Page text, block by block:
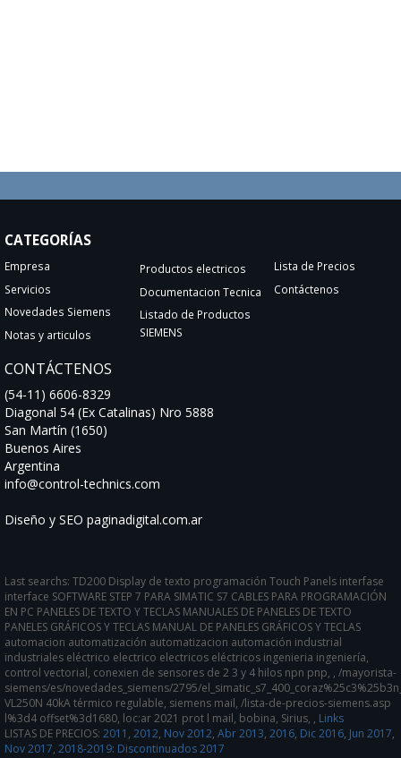
CATEGORÍAS
Empresa
Servicios
Novedades Siemens
Notas y articulos
Productos electricos
Documentacion Tecnica
Listado de Productos
SIEMENS
Lista de Precios
Contáctenos
CONTÁCTENOS
(54-11) 6606-8329
Diagonal 54 (Ex Catalinas) Nro 5888
San Martín (1650)
Buenos Aires
Argentina
info@control-technics.com
Diseño y SEO paginadigital.com.ar
Last searchs: TD200 Display de texto programación Touch Panels interfase
interface SOFTWARE STEP 7 PARA SIMATIC S7 CABLES PARA PROGRAMACIÓN
EN PC PANELES DE TEXTO Y TECLAS MANUALES DE PANELES DE TEXTO
PANELES GRÁFICOS Y TECLAS MANUAL DE PANELES GRÁFICOS Y TECLAS
automacion automatización automatizacion automación industrial
industriales eléctrico electrico electricos eléctricos ingenieria ingeniería,
control vectorial, conexien de sensores de 2 3 y 4 hilos npn pnp, , /mayorista-
siemens/es/novedades_siemens/2795/
VL250N 40kA térmico regulable, siemens mail, /lista-de-precios-siemens.asp
l%3d4 offset%3d1680, loc:ar 2021 prot l mail, bobina, Sirius, , Links
LISTAS DE PRECIOS: 2011 , 2012, Nov 2012, Abr 2013, 2016, Dic 2016, Jun 2017,
Nov 2017, 2018-2019: Discontinuados 2017